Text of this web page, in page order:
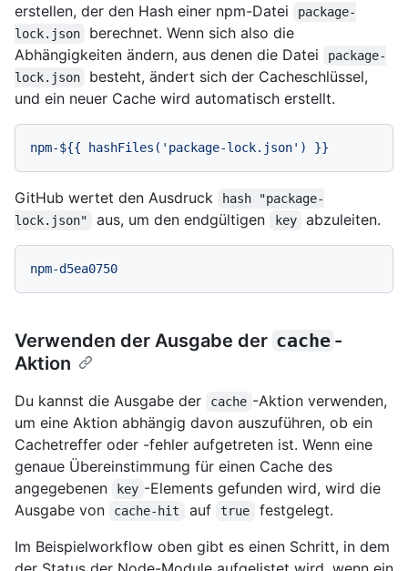
erstellen, der den Hash einer npm-Datei
package-
lock.json
berechnet. Wenn sich also die
Abhängigkeiten ändern, aus denen die Datei
package-
lock.json
besteht, ändert sich der Cacheschlüssel,
und ein neuer Cache wird automatisch erstellt.
npm-${{ hashFiles('package-lock.json') }}
GitHub wertet den Ausdruck
hash "package-
lock.json"
aus, um den endgültigen key abzuleiten.
npm-d5ea0750
Verwenden der Ausgabe der cache -
Aktion
Du kannst die Ausgabe der cache -Aktion verwenden,
um eine Aktion abhängig davon auszuführen, ob ein
Cachetreffer oder -fehler aufgetreten ist. Wenn eine
genaue Übereinstimmung für einen Cache des
angegebenen
key -Elements gefunden wird, wird die
Ausgabe von
cache-hit auf true
festgelegt.
Im Beispielworkflow oben gibt es einen Schritt, in dem